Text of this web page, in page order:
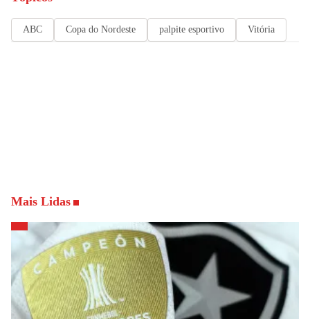
ABC Copa do Nordeste palpite esportivo Vitória
Mais Lidas